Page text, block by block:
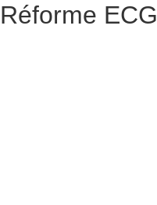
Réforme ECG